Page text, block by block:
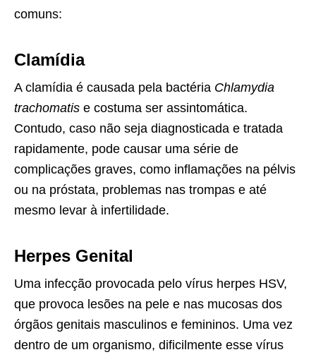
comuns:
Clamídia
A clamídia é causada pela bactéria Chlamydia
trachomatis e costuma ser assintomática.
Contudo, caso não seja diagnosticada e tratada
rapidamente, pode causar uma série de
complicações graves, como inflamações na pélvis
ou na próstata, problemas nas trompas e até
mesmo levar à infertilidade.
Herpes Genital
Uma infecção provocada pelo vírus herpes HSV,
que provoca lesões na pele e nas mucosas dos
órgãos genitais masculinos e femininos. Uma vez
dentro de um organismo, dificilmente esse vírus